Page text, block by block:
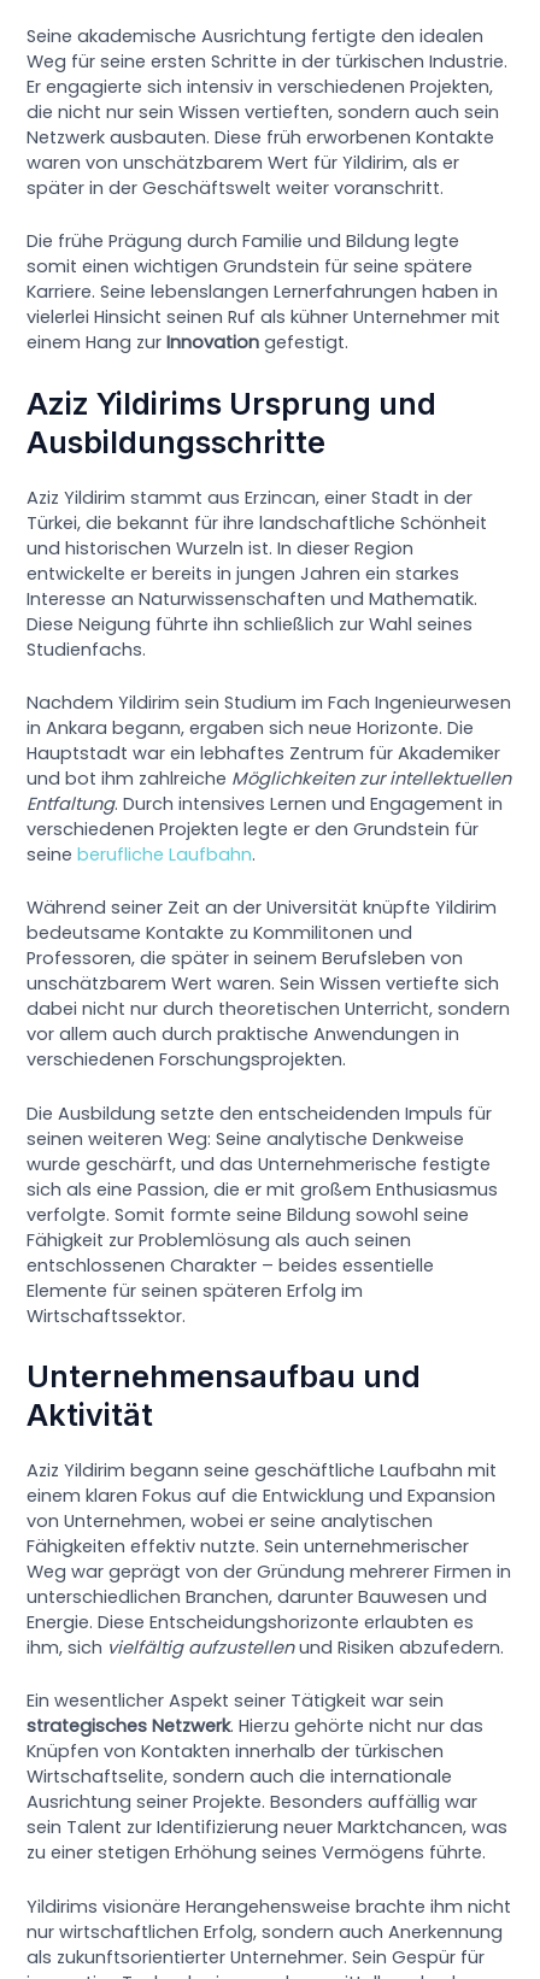
Seine akademische Ausrichtung fertigte den idealen
Weg für seine ersten Schritte in der türkischen Industrie.
Er engagierte sich intensiv in verschiedenen Projekten,
die nicht nur sein Wissen vertieften, sondern auch sein
Netzwerk ausbauten. Diese früh erworbenen Kontakte
waren von unschätzbarem Wert für Yildirim, als er
später in der Geschäftswelt weiter voranschritt.
Die frühe Prägung durch Familie und Bildung legte
somit einen wichtigen Grundstein für seine spätere
Karriere. Seine lebenslangen Lernerfahrungen haben in
vielerlei Hinsicht seinen Ruf als kühner Unternehmer mit
einem Hang zurInnovation gefestigt.
Aziz Yildirims Ursprung und
Ausbildungsschritte
Aziz Yildirim stammt aus Erzincan, einer Stadt in der
Türkei, die bekannt für ihre landschaftliche Schönheit
und historischen Wurzeln ist. In dieser Region
entwickelte er bereits in jungen Jahren ein starkes
Interesse an Naturwissenschaften und Mathematik.
Diese Neigung führte ihn schließlich zur Wahl seines
Studienfachs.
Nachdem Yildirim sein Studium im Fach Ingenieurwesen
in Ankara begann, ergaben sich neue Horizonte. Die
Hauptstadt war ein lebhaftes Zentrum für Akademiker
und bot ihm zahlreiche Möglichkeiten zur intellektuellen
Entfaltung. Durch intensives Lernen und Engagement in
verschiedenen Projekten legte er den Grundstein für
seineberufliche Laufbahn.
Während seiner Zeit an der Universität knüpfte Yildirim
bedeutsame Kontakte zu Kommilitonen und
Professoren, die später in seinem Berufsleben von
unschätzbarem Wert waren. Sein Wissen vertiefte sich
dabei nicht nur durch theoretischen Unterricht, sondern
vor allem auch durch praktische Anwendungen in
verschiedenen Forschungsprojekten.
Die Ausbildung setzte den entscheidenden Impuls für
seinen weiteren Weg: Seine analytische Denkweise
wurde geschärft, und das Unternehmerische festigte
sich als eine Passion, die er mit großem Enthusiasmus
verfolgte. Somit formte seine Bildung sowohl seine
Fähigkeit zur Problemlösung als auch seinen
entschlossenen Charakter – beides essentielle
Elemente für seinen späteren Erfolg im
Wirtschaftssektor.
Unternehmensaufbau und
Aktivität
Aziz Yildirim begann seine geschäftliche Laufbahn mit
einem klaren Fokus auf die Entwicklung und Expansion
von Unternehmen, wobei er seine analytischen
Fähigkeiten effektiv nutzte. Sein unternehmerischer
Weg war geprägt von der Gründung mehrerer Firmen in
unterschiedlichen Branchen, darunter Bauwesen und
Energie. Diese Entscheidungshorizonte erlaubten es
ihm, sich vielfältig aufzustellenund Risiken abzufedern.
Ein wesentlicher Aspekt seiner Tätigkeit war sein
strategisches Netzwerk. Hierzu gehörte nicht nur das
Knüpfen von Kontakten innerhalb der türkischen
Wirtschaftselite, sondern auch die internationale
Ausrichtung seiner Projekte. Besonders auffällig war
sein Talent zur Identifizierung neuer Marktchancen, was
zu einer stetigen Erhöhung seines Vermögens führte.
Yildirims visionäre Herangehensweise brachte ihm nicht
nur wirtschaftlichen Erfolg, sondern auch Anerkennung
als zukunftsorientierter Unternehmer. Sein Gespür für